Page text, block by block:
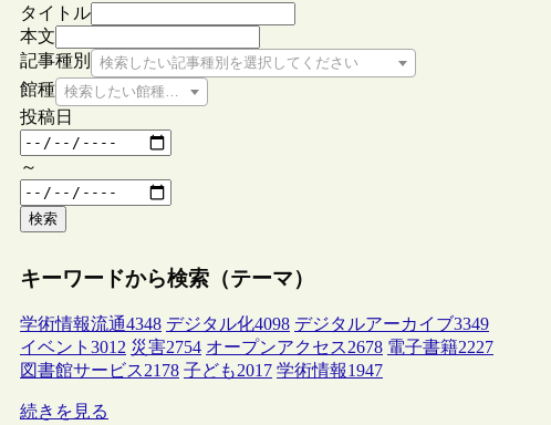
タイトル
本文
記事種別
検索したい記事種別を選択してください
館種 検索したい館種を選択してください
投稿日
～
検索
キーワードから検索（テーマ）
学術情報流通4348 デジタル化4098 デジタルアーカイブ3349
イベント 3012 災害2754 オープンアクセス2678 電子書籍2227
図書館サービス2178 子ども2017 学術情報1947
続きを見る